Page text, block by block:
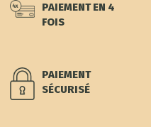
PAIEMENT EN 4
FOIS
PAIEMENT
SÉCURISÉ